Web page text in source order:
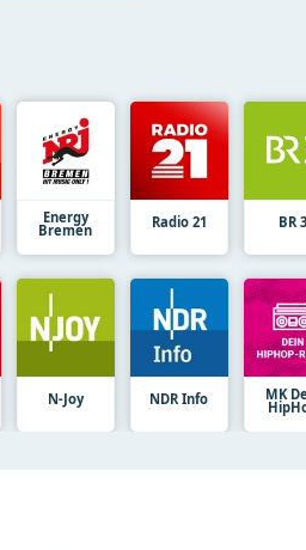
Energy
Bremen Radio 21 BR 3
N-Joy NDR Info MK